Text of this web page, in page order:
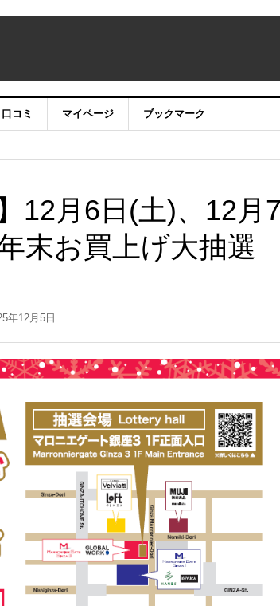
口コミ マイページ ブックマーク
12月6日(土)、12月
末お買上げ大抽選
年12月5日